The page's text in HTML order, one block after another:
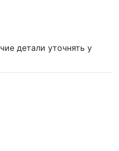
детали уточнять у